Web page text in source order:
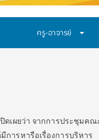
ครู-อาจารย์
ดเผยว่า จากการประชุมคณ
การหารือเรื่องการบริหาร